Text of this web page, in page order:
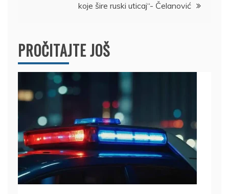
koje šire ruski uticaj“- Čelanović
PROČITAJTE JOŠ